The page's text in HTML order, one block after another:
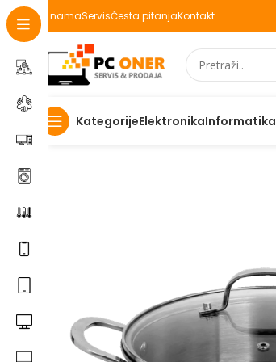
O namaServisČesta pitanjaKontakt
KategorijeElektronikaInformatika
Početna